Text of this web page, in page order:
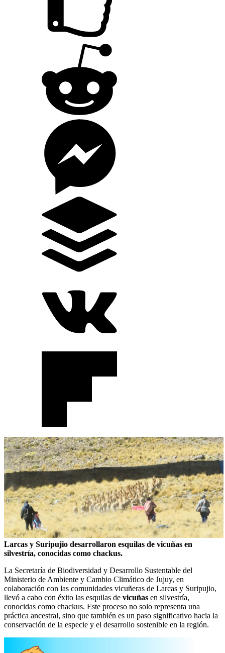
Larcas y Suripujio desarrollaron esquilas de vicuñas en
silvestría, conocidas como chackus.
La Secretaría de Biodiversidad y Desarrollo Sustentable del
Ministerio de Ambiente y Cambio Climático de Jujuy, en
colaboración con las comunidades vicuñeras de Larcas y Suripujio,
llevó a cabo con éxito las esquilas de vicuñas en silvestría,
conocidas como chackus. Este proceso no solo representa una
práctica ancestral, sino que también es un paso significativo hacia la
conservación de la especie y el desarrollo sostenible en la región.